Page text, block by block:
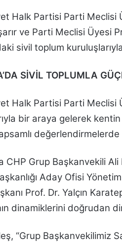
Halk Partisi Parti Meclisi
ve Parti Meclisi Üyesi
sivil toplum
SİVİL TOPLUMLA
Halk Partisi Parti Meclisi
bir araya gelerek
CHP Grup Başkanvekili
Aday Ofisi
Prof. Dr. Yalçın
dinamiklerini doğrudan
“Grup Başkanvekilimiz